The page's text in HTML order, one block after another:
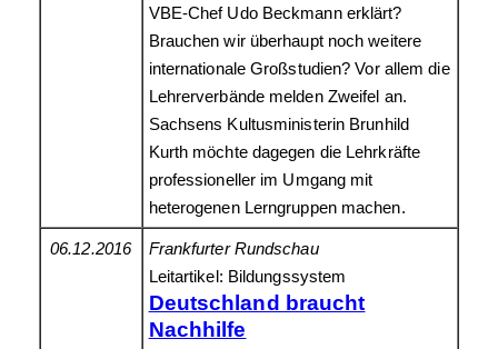
VBE-Chef Udo Beckmann erklärt?
Brauchen wir überhaupt noch weitere
internationale Großstudien? Vor allem die
Lehrerverbände melden Zweifel an.
Sachsens Kultusministerin Brunhild
Kurth möchte dagegen die Lehrkräfte
professioneller im Umgang mit
heterogenen Lerngruppen machen.
06.12.2016
Frankfurter Rundschau
Leitartikel: Bildungssystem
Deutschland braucht
Nachhilfe